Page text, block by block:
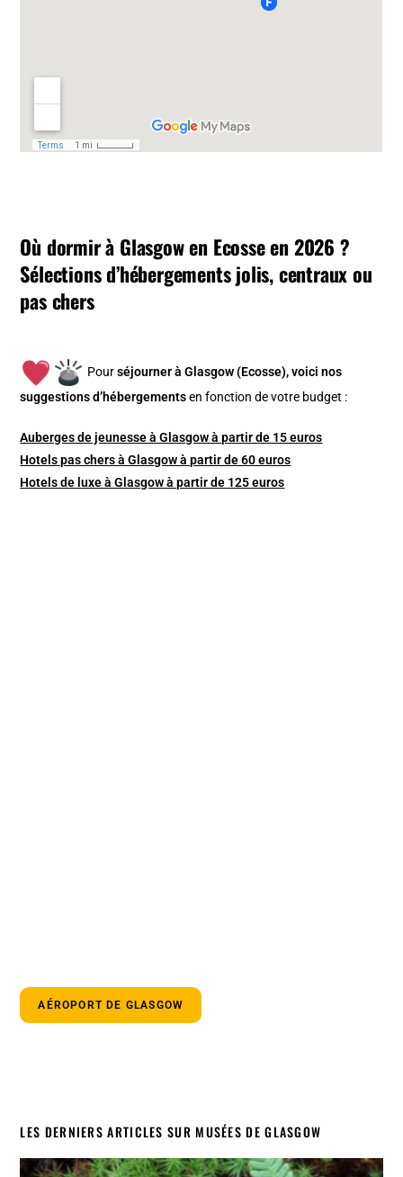
Où dormir à Glasgow en Ecosse en 2026 ?
Sélections d’hébergements jolis, centraux ou
pas chers
Pourséjourner à Glasgow (Ecosse), voici nos
suggestions d’hébergements en fonction de votre budget :
Auberges de jeunesse à Glasgow à partir de 15 euros
Hotels pas chers à Glasgow à partir de 60 euros
Hotels de luxe à Glasgow à partir de 125 euros
AÉROPORT DE GLASGOW
LES DERNIERS ARTICLES SUR MUSÉES DE GLASGOW